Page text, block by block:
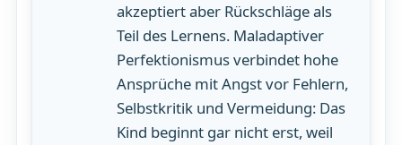
akzeptiert aber Rückschläge als
Teil des Lernens. Maladaptiver
Perfektionismus verbindet hohe
Ansprüche mit Angst vor Fehlern,
Selbstkritik und Vermeidung: Das
Kind beginnt gar nicht erst, weil